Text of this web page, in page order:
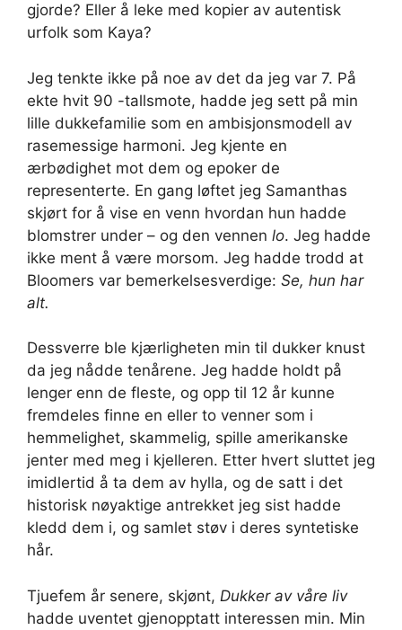
gjorde? Eller å leke med kopier av autentisk
urfolk som Kaya?
Jeg tenkte ikke på noe av det da jeg var 7. På
ekte hvit 90 -tallsmote, hadde jeg sett på min
lille dukkefamilie som en ambisjonsmodell av
rasemessige harmoni. Jeg kjente en
ærbødighet mot dem og epoker de
representerte. En gang løftet jeg Samanthas
skjørt for å vise en venn hvordan hun hadde
blomstrer under – og den vennen lo. Jeg hadde
ikke ment å være morsom. Jeg hadde trodd at
Bloomers var bemerkelsesverdige: Se, hun har
alt.
Dessverre ble kjærligheten min til dukker knust
da jeg nådde tenårene. Jeg hadde holdt på
lenger enn de fleste, og opp til 12 år kunne
fremdeles finne en eller to venner som i
hemmelighet, skammelig, spille amerikanske
jenter med meg i kjelleren. Etter hvert sluttet jeg
imidlertid å ta dem av hylla, og de satt i det
historisk nøyaktige antrekket jeg sist hadde
kledd dem i, og samlet støv i deres syntetiske
hår.
Tjuefem år senere, skjønt, Dukker av våre liv
hadde uventet gjenopptatt interessen min. Min